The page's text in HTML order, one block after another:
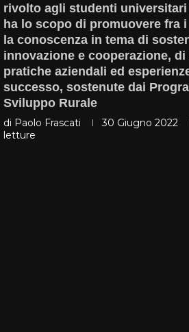
rivolto agli studenti
ha lo scopo di promuovere fra
la conoscenza in tema di
innovazione e cooperazione, di
pratiche aziendali ed
successo, sostenute dai
Sviluppo Rurale
di Paolo Frascati 30 Giugno 2022
letture